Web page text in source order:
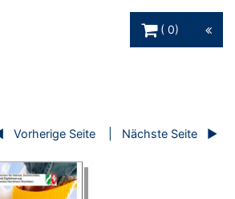
0
Vorherige Seite Nächste Seite